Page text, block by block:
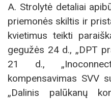
A. Strolytė detaliai
priemonės skiltis ir
kvietimus teikti
gegužės 24 d., „DPT
21 d.,
kompensavimas SVV
„Dalinis palūkanų